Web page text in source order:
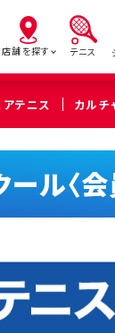
店舗を探す
北砂
（江東区）
溝の口
テニス
テニス カルチ
ル〈会